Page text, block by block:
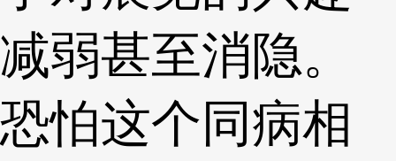
减弱甚至消隐。
恐怕这个同病相